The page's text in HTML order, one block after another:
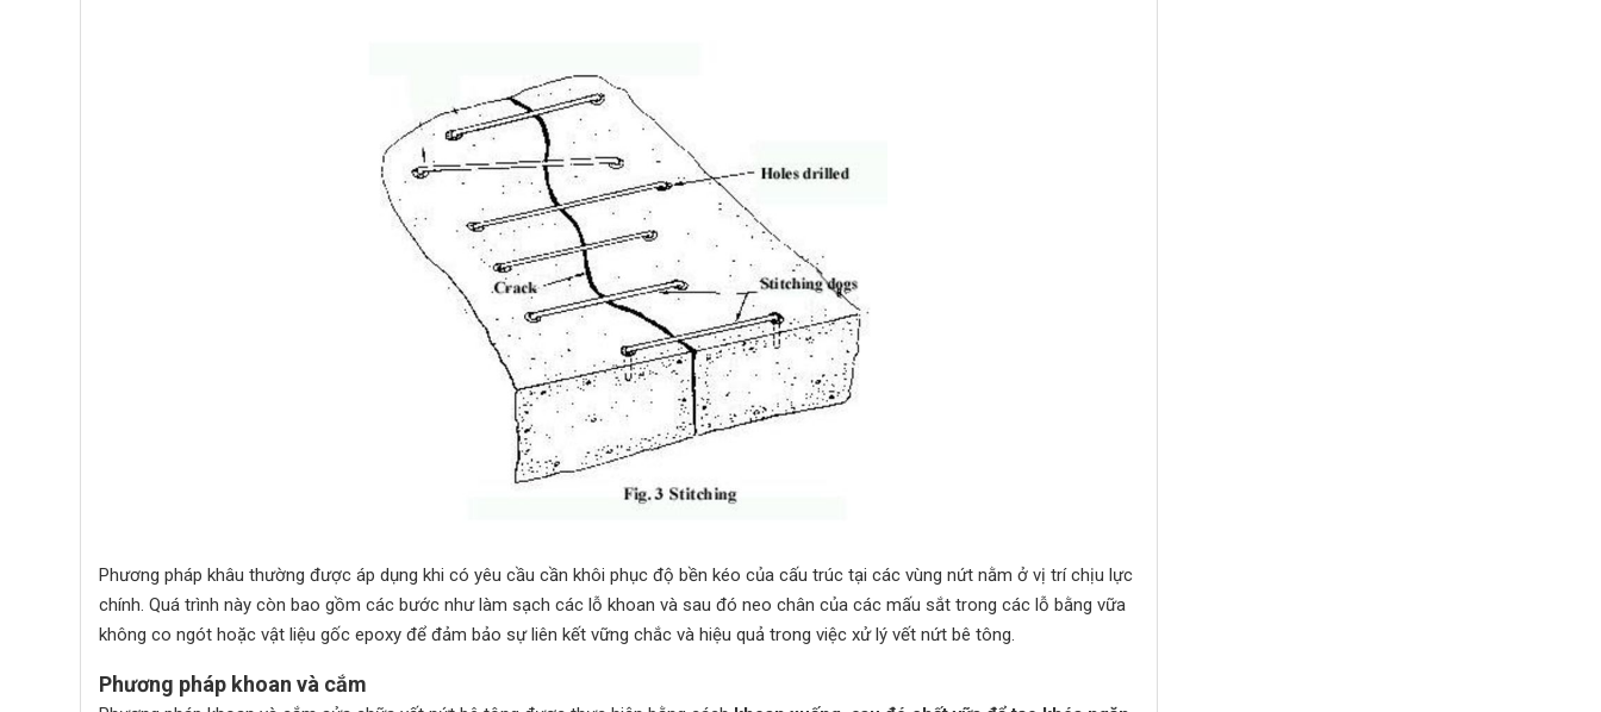
Phương pháp khâu thường được áp dụng khi có yêu cầu cần khôi phục độ bền kéo của cấu trúc tại các vùng nứt nằm ở vị trí chịu lực
chính. Quá trình này còn bao gồm các bước như làm sạch các lỗ khoan và sau đó neo chân của các mấu sắt trong các lỗ bằng vữa
không co ngót hoặc vật liệu gốc epoxy để đảm bảo sự liên kết vững chắc và hiệu quả trong việc xử lý vết nứt bê tông.
Phương pháp khoan và cắm